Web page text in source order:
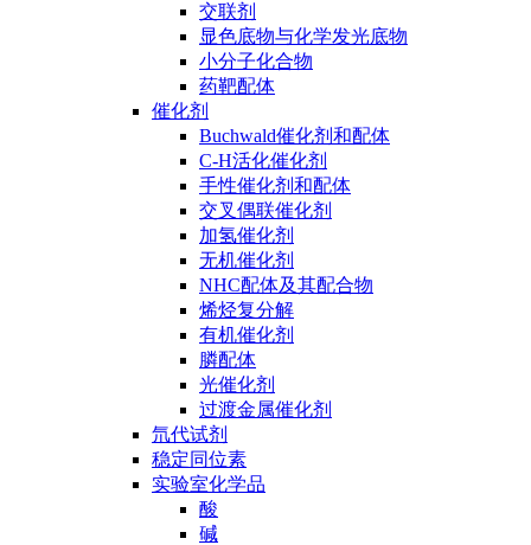
交联剂
显色底物与化学发光底物
小分子化合物
药靶配体
催化剂
Buchwald催化剂和配体
C-H活化催化剂
手性催化剂和配体
交叉偶联催化剂
加氢催化剂
无机催化剂
NHC配体及其配合物
烯烃复分解
有机催化剂
膦配体
光催化剂
过渡金属催化剂
氘代试剂
稳定同位素
实验室化学品
酸
碱